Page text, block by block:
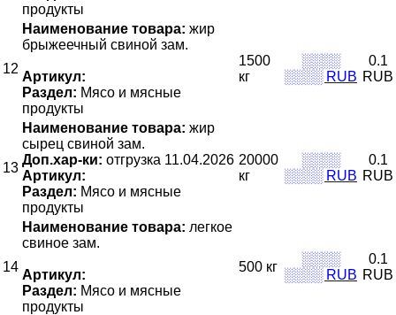
продукты
12
Наименование товара: жир
брыжеечный свиной зам.
Артикул:
Раздел: Мясо и мясные
продукты
1500
кг
░░░░
░░░░ RUB
0.1
RUB
13
Наименование товара: жир
сырец свиной зам.
Доп.хар-ки: отгрузка 11.04.2026
Артикул:
Раздел: Мясо и мясные
продукты
20000
кг
░░░░
░░░░ RUB
0.1
RUB
14
Наименование товара: легкое
свиное зам.
Артикул:
Раздел: Мясо и мясные
продукты
500 кг
░░░░
░░░░ RUB
0.1
RUB